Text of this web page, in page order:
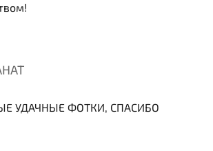
УДАЧНЫЕ ФОТКИ, СПАСИБО